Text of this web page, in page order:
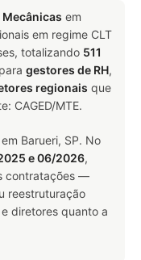
em
em regime CLT
totalizando 511
gestores de RH,
regionais que
CAGED/MTE.
em Barueri, SP. No
e 06/2026,
contratações —
reestruturação
diretores quanto a